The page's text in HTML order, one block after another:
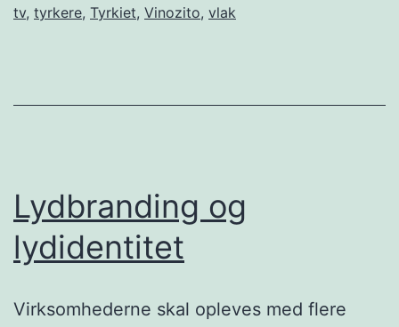
tv, tyrkere, Tyrkiet, Vinozito, vlak
Lydbranding og
lydidentitet
Virksomhederne skal opleves med flere